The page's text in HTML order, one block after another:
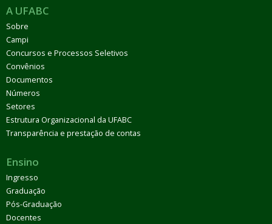
A UFABC
Sobre
Campi
Concursos e Processos Seletivos
Convênios
Documentos
Números
Setores
Estrutura Organizacional da UFABC
Transparência e prestação de contas
Ensino
Ingresso
Graduação
Pós-Graduação
Docentes